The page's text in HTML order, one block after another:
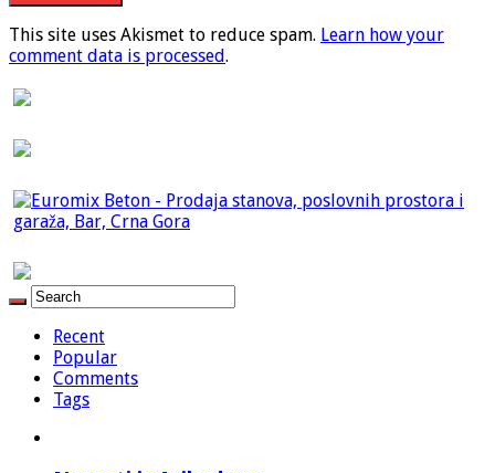
This site uses Akismet to reduce spam. Learn how your
comment data is processed.
Recent
Popular
Comments
Tags